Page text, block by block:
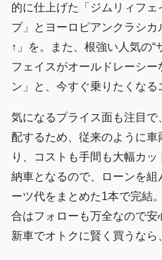
的に仕上げた「ジムリィフ
プ」とヨーロピアンクラシ
↑」を。また、根強い人気の“
フェイスがオールドレーシ
ン」と、今すぐ乗りたくなる
気になるプライス面も注目
配するため、従来のように車
り、コストも手間も大幅カ
納車となるので、ローンを
ーツ代をまとめた1本で完結
合はフォローも万全なので
新車でオトクに賢く買うなら